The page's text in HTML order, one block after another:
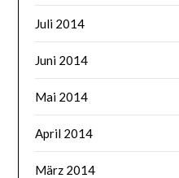
Juli 2014
Juni 2014
Mai 2014
April 2014
März 2014